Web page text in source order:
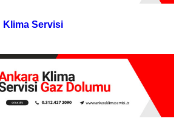
Klima Servisi